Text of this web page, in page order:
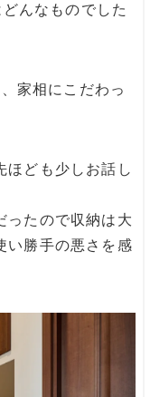
んなものでした
家相にこだわっ
ほども少しお話し
ったので収納は大
い勝手の悪さを感